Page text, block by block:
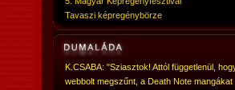
Tavaszi képregénybörze
K.CSABA: "Sziasztok! Attól függetlenül,
webbolt megszűnt, a Death Note mangákat